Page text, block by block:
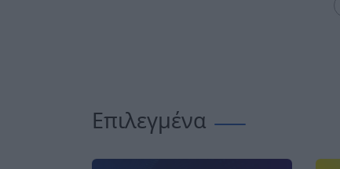
Επιλεγμένα